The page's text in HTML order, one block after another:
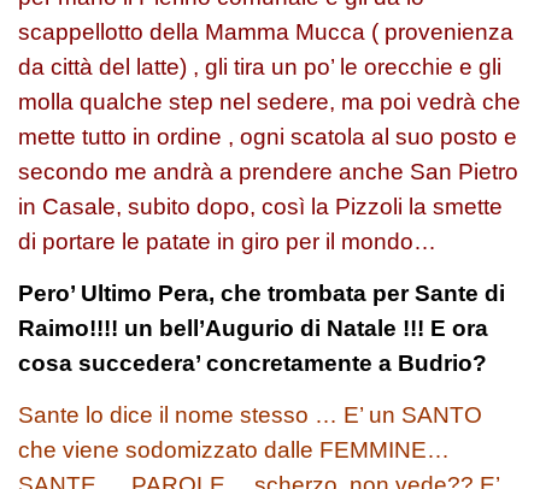
scappellotto della Mamma Mucca ( provenienza
da città del latte) , gli tira un po’ le orecchie e gli
molla qualche step nel sedere, ma poi vedrà che
mette tutto in ordine , ogni scatola al suo posto e
secondo me andrà a prendere anche San Pietro
in Casale, subito dopo, così la Pizzoli la smette
di portare le patate in giro per il mondo…
Pero’ Ultimo Pera, che trombata per Sante di
Raimo!!!! un bell’Augurio di Natale !!! E ora
cosa succedera’ concretamente a Budrio?
Sante lo dice il nome stesso … E’ un SANTO
che viene sodomizzato dalle FEMMINE…